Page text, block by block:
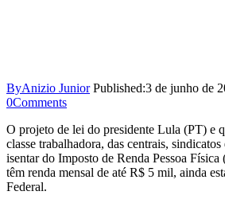
ByAnizio Junior Published:3 de junho de
0Comments
O projeto de lei do presidente Lula (PT) e
classe trabalhadora, das centrais,
isentar do Imposto de Renda Pessoa Física
têm renda mensal de até R$ 5 mil, ainda
Federal.